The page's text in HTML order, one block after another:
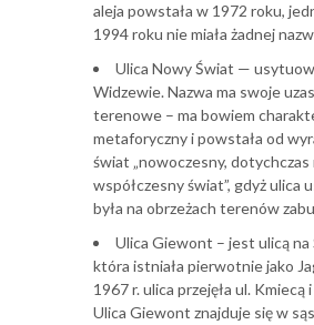
aleja powstała w 1972 roku,
1994 roku nie miała żadnej
Ulica Nowy Świat —
Widzewie. Nazwa ma swoje
terenowe – ma bowiem
metaforyczny i powstała od
świat „nowoczesny, dotychczas
współczesny świat”, gdyż ulica
była na obrzeżach terenów
Ulica Giewont – jest ulicą na
która istniała pierwotnie jako
1967 r. ulica przejęła ul. Kmiecą
Ulica Giewont znajduje się w